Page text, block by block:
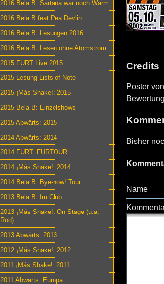
2016 Bela B. Sartana war noch Warm
2016 Bela B feat Pea Devlin
2016 Bela B: Lesungen 2016
2016 Bela B: Lesen ohne Atomstrom
2015 FURT Live 2015
2015 Lesung Lists of Note
2015 ¡Más Shake!: 2015
2015 Bela B: Einzelshows
2015 Abwärts: 2015
2014 Abwärts: 2014
2014 FURT: FURTOUR
2014 ¡Más Shake!: 2014
2014 Bela B: Bye-now! Tour
2013 Bela B: Im Club
2013 ¡Más Shake!: On Stage (u.a.
Rod)
2013 Abwärts: 2013
2012 ¡Más Shake!: 2012
2011 ¡Más Shake!: 2011
2011 Abwärts: Europa
Credits
Poster von
Bisher
Name